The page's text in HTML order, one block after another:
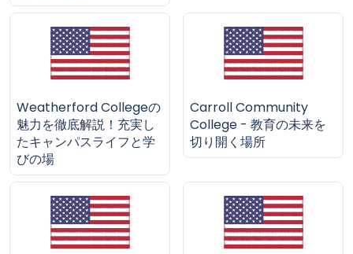
Weatherford Collegeの
魅力を徹底解説！充実し
たキャンパスライフと学
びの場
Carroll Community
College - 教育の未来を
切り開く場所